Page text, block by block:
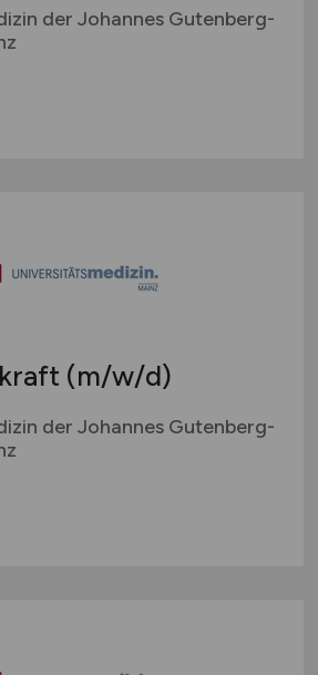
der Johannes Gutenberg-
(m/w/d)
der Johannes Gutenberg-